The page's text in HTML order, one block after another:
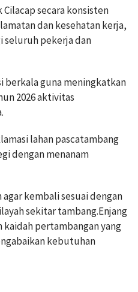
secara konsisten
dan kesehatan kerja,
seluruh pekerja dan
berkala guna meningkatkan
2026 aktivitas
lahan pascatambang
dengan menanam
kembali sesuai dengan
sekitar tambang.Enjang
pertambangan yang
kebutuhan